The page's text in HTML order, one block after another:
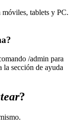
tablets y PC.
/admin para
la sección de ayuda
?